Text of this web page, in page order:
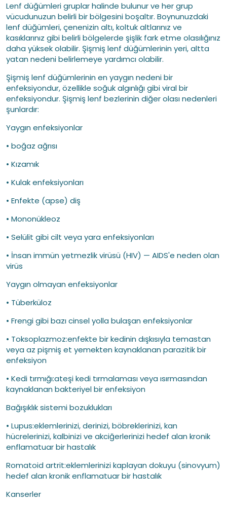
Lenf düğümleri gruplar halinde bulunur ve her grup
vücudunuzun belirli bir bölgesini boşaltır. Boynunuzdaki
lenf düğümleri, çenenizin altı, koltuk altlarınız ve
kasıklarınız gibi belirli bölgelerde şişlik fark etme olasılığınız
daha yüksek olabilir. Şişmiş lenf düğümlerinin yeri, altta
yatan nedeni belirlemeye yardımcı olabilir.
Şişmiş lenf düğümlerinin en yaygın nedeni bir
enfeksiyondur, özellikle soğuk algınlığı gibi viral bir
enfeksiyondur. Şişmiş lenf bezlerinin diğer olası nedenleri
şunlardır:
Yaygın enfeksiyonlar
• boğaz ağrısı
• Kızamık
• Kulak enfeksiyonları
• Enfekte (apse) diş
• Mononükleoz
• Selülit gibi cilt veya yara enfeksiyonları
• İnsan immün yetmezlik virüsü (HIV) — AIDS'e neden olan
virüs
Yaygın olmayan enfeksiyonlar
• Tüberküloz
• Frengi gibi bazı cinsel yolla bulaşan enfeksiyonlar
• Toksoplazmoz:enfekte bir kedinin dışkısıyla temastan
veya az pişmiş et yemekten kaynaklanan parazitik bir
enfeksiyon
• Kedi tırmığı:ateşi kedi tırmalaması veya ısırmasından
kaynaklanan bakteriyel bir enfeksiyon
Bağışıklık sistemi bozuklukları
• Lupus:eklemlerinizi, derinizi, böbreklerinizi, kan
hücrelerinizi, kalbinizi ve akciğerlerinizi hedef alan kronik
enflamatuar bir hastalık
Romatoid artrit:eklemlerinizi kaplayan dokuyu (sinovyum)
hedef alan kronik enflamatuar bir hastalık
Kanserler